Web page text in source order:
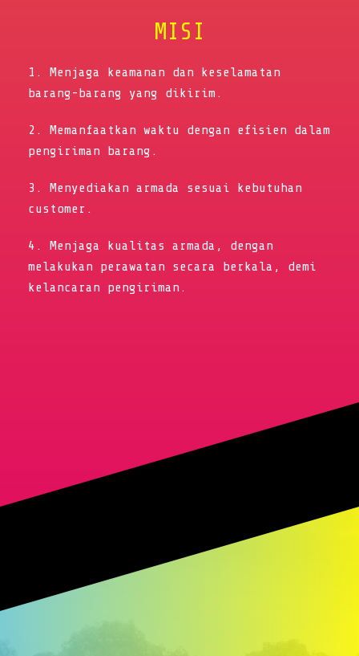
MISI
1. Menjaga keamanan dan keselamatan
barang-barang yang dikirim.
2. Memanfaatkan waktu dengan efisien dalam
pengiriman barang.
3. Menyediakan armada sesuai kebutuhan
customer.
4. Menjaga kualitas armada, dengan
melakukan perawatan secara berkala, demi
kelancaran pengiriman.